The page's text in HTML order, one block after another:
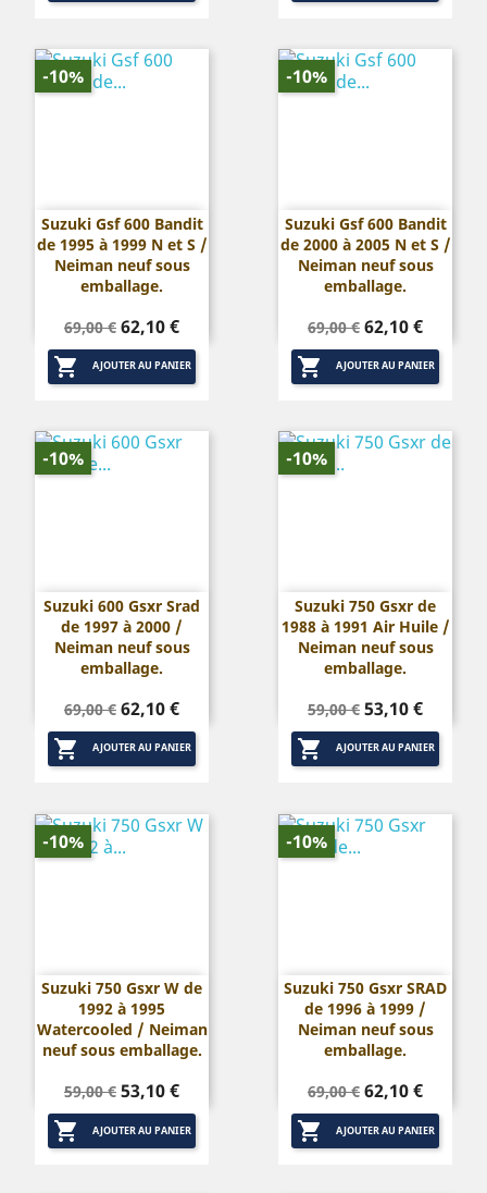
Suzuki Gsf 600 Bandit
de 1995 à 1999 N et S /
Neiman neuf sous
emballage.
Prix
de
base
69,00 € Prix
62,10 €
 AJOUTER AU PANIER
-10%
Suzuki Gsf 600 Bandit
de 2000 à 2005 N et S /
Neiman neuf sous
emballage.
Prix
de
base
69,00 € Prix
62,10 €
 AJOUTER AU PANIER
-10%
Suzuki 600 Gsxr Srad
de 1997 à 2000 /
Neiman neuf sous
emballage.
Prix
de
base
69,00 € Prix
62,10 €
 AJOUTER AU PANIER
-10%
Suzuki 750 Gsxr de
1988 à 1991 Air Huile /
Neiman neuf sous
emballage.
Prix
de
base
59,00 € Prix
53,10 €
 AJOUTER AU PANIER
-10%
Suzuki 750 Gsxr W de
1992 à 1995
Watercooled / Neiman
neuf sous emballage.
Prix
de
base
59,00 € Prix
53,10 €
 AJOUTER AU PANIER
-10%
Suzuki 750 Gsxr SRAD
de 1996 à 1999 /
Neiman neuf sous
emballage.
Prix
de
base
69,00 € Prix
62,10 €
 AJOUTER AU PANIER
-10%